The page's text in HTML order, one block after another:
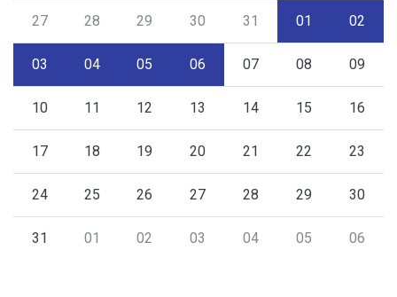
27 28 29 30 31 01 02
03 04 05 06 07 08 09
10 11 12 13 14 15 16
17 18 19 20 21 22 23
24 25 26 27 28 29 30
31 01 02 03 04 05 06